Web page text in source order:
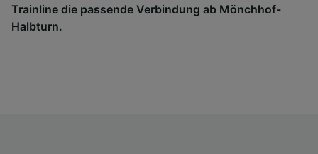
Trainline die passende Verbindung ab Mönchhof-
Halbturn.